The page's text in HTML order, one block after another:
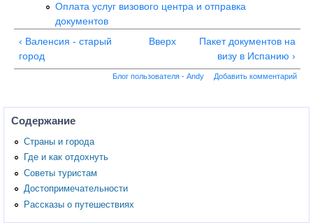
Оплата услуг визового центра и отправка
документов
‹ Валенсия - старый
город
Вверх
Пакет документов на
визу в Испанию ›
Блог пользователя - Andy Добавить комментарий
Содержание
Страны и города
Где и как отдохнуть
Советы туристам
Достопримечательности
Рассказы о путешествиях